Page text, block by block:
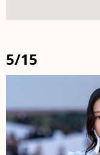
5/15